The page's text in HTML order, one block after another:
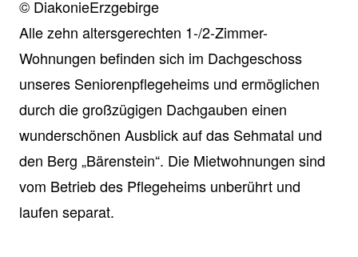
© DiakonieErzgebirge
Alle zehn altersgerechten 1-/2-Zimmer-
Wohnungen befinden sich im Dachgeschoss
unseres Seniorenpflegeheims und ermöglichen
durch die großzügigen Dachgauben einen
wunderschönen Ausblick auf das Sehmatal und
den Berg „Bärenstein“. Die Mietwohnungen sind
vom Betrieb des Pflegeheims unberührt und
laufen separat.